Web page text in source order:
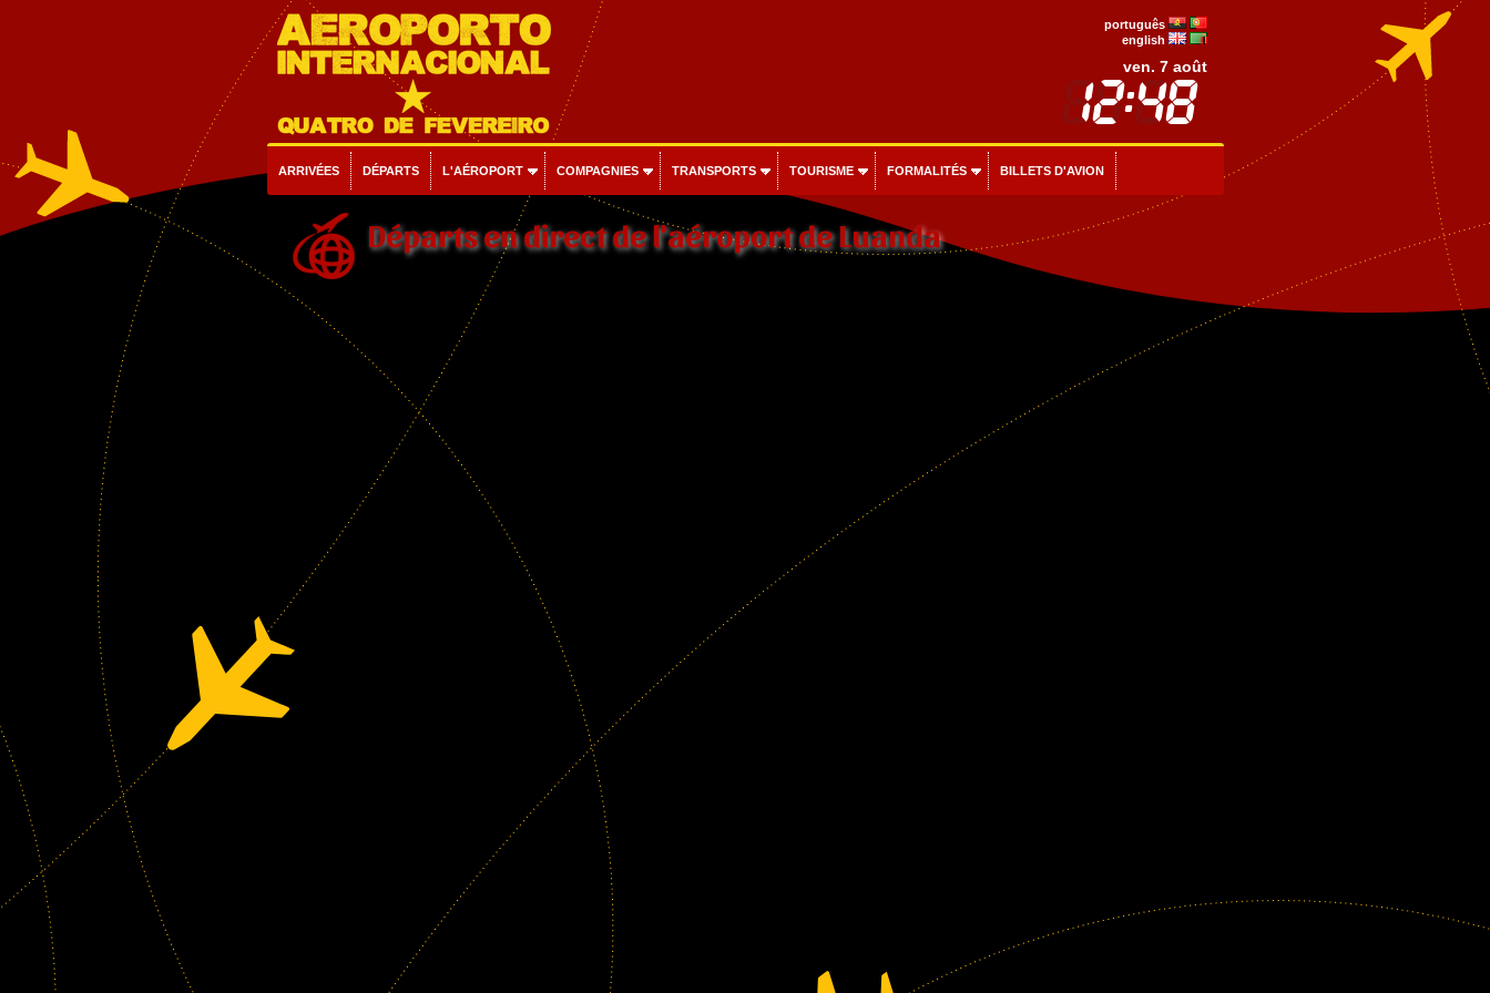
português
english
ven. 7 août
ARRIVÉES DÉPARTS L'AÉROPORT COMPAGNIES TRANSPORTS TOURISME FORMALITÉS BILLETS D'AVION
Départs en direct de l'aéroport de Luanda